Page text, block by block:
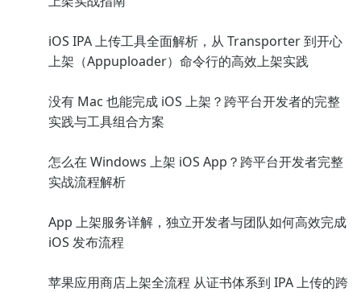
iOS IPA 上传工具全面解析，从 Transporter 到开心
上架（Appuploader）命令行的高效上架实践
没有 Mac 也能完成 iOS 上架？跨平台开发者的完整
实践与工具组合方案
怎么在 Windows 上架 iOS App？跨平台开发者完整
实战流程解析
App 上架服务详解，独立开发者与团队如何高效完成
iOS 发布流程
苹果应用商店上架全流程 从证书体系到 IPA 上传的跨